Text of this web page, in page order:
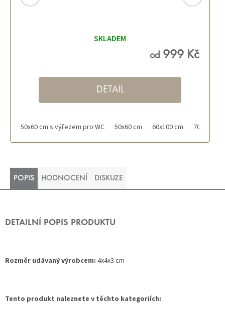
SKLADEM
od 999 Kč
DETAIL
50x60 cm s výřezem pro WC 50x60 cm 60x100 cm 70x120 cm
POPIS HODNOCENÍ DISKUZE
DETAILNÍ POPIS PRODUKTU
Rozměr udávaný výrobcem: 4x4x3 cm
Tento produkt naleznete v těchto kategoriích: